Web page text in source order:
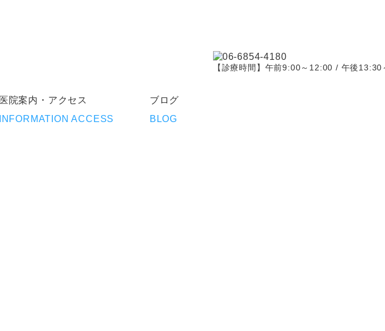
【診療時間】午前9:00～12:00 / 午後
医院案内・アクセス
INFORMATION ACCESS
ブログ
BLOG